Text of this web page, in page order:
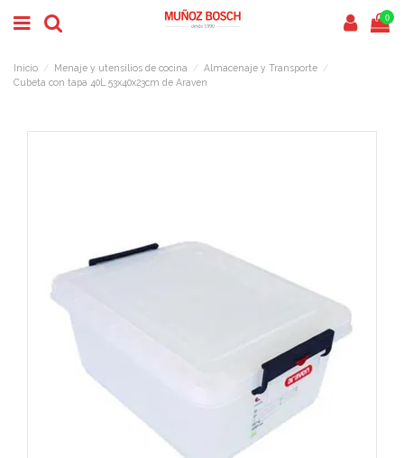
0
Inicio Menaje y utensilios de cocina
Almacenaje y Transporte
Cubeta con tapa 40L 53x40x23cm de Araven